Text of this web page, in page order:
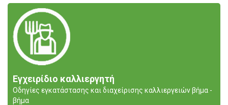
Εγχειρίδιο καλλιεργητή
Οδηγίες εγκατάστασης και διαχείρισης καλλιεργειών βήμα -
βήμα